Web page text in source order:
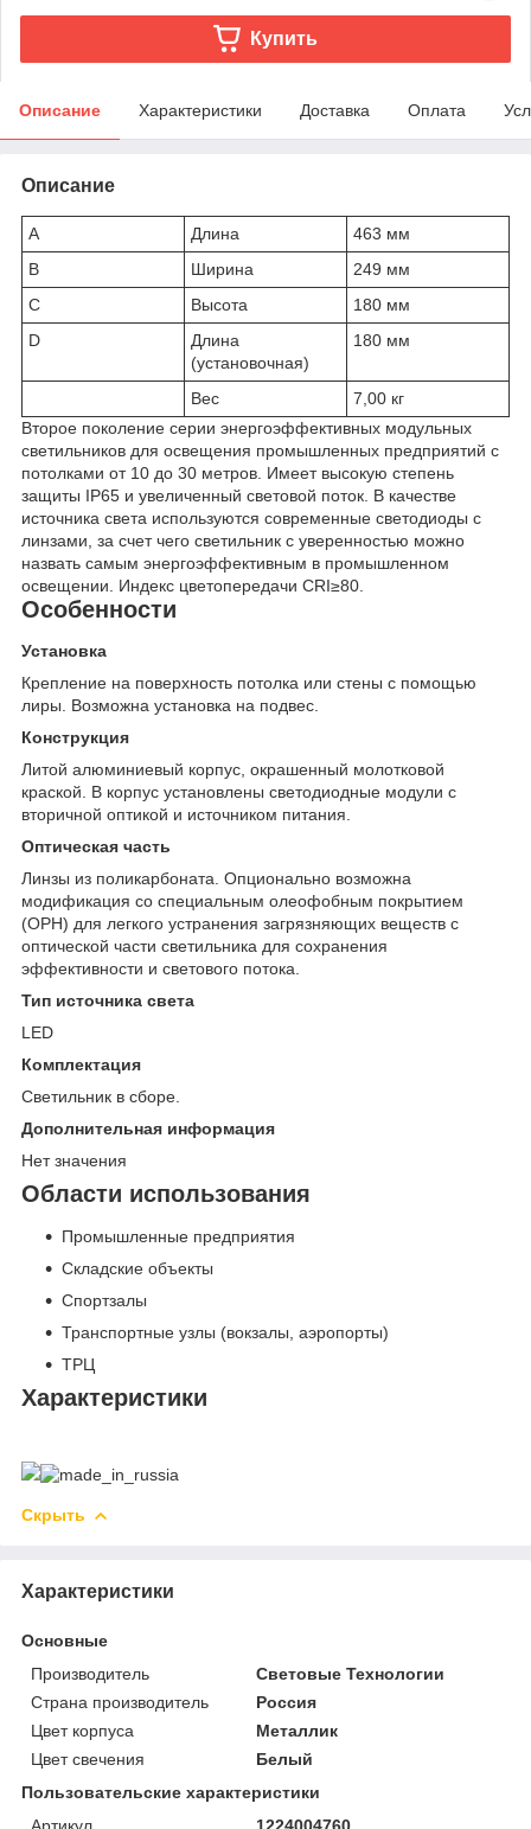
Купить
Описание Характеристики Доставка Оплата
Описание
A Длина
463 мм
B
Ширина
249 мм
C
Высота
180 мм
D
Длина
(установочная)
180 мм
Вес
7,00 кг
Второе поколение серии энергоэффективных модульных
светильников для освещения промышленных предприятий с
потолками от 10 до 30 метров. Имеет высокую степень
защиты IP65 и увеличенный световой поток. В качестве
источника света используются современные светодиоды с
линзами, за счет чего светильник с уверенностью можно
назвать самым энергоэффективным в промышленном
освещении. Индекс цветопередачи CRI≥80.
Особенности
Установка
Крепление на поверхность потолка или стены с помощью
лиры. Возможна установка на подвес.
Конструкция
Литой алюминиевый корпус, окрашенный молотковой
краской. В корпус установлены светодиодные модули с
вторичной оптикой и источником питания.
Оптическая часть
Линзы из поликарбоната. Опционально возможна
модификация со специальным олеофобным покрытием
(OPH) для легкого устранения загрязняющих веществ с
оптической части светильника для сохранения
эффективности и светового потока.
Тип источника света
LED
Комплектация
Светильник в сборе.
Дополнительная информация
Нет значения
Области использования
Промышленные предприятия
Складские объекты
Спортзалы
Транспортные узлы (вокзалы, аэропорты)
ТРЦ
Характеристики
Скрыть
Характеристики
Основные
Производитель
Световые Технологии
Страна производитель
Россия
Цвет корпуса
Металлик
Цвет свечения
Белый
Пользовательские характеристики